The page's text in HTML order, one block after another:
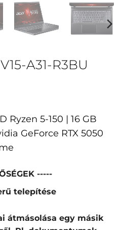
A31-R3BU
Ryzen 5-150 | 16 GB
GeForce RTX 5050
-----
telepítése
átmásolása egy másik